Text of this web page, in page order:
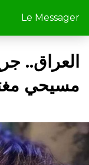
Le Messager
العراق..
مسيحي